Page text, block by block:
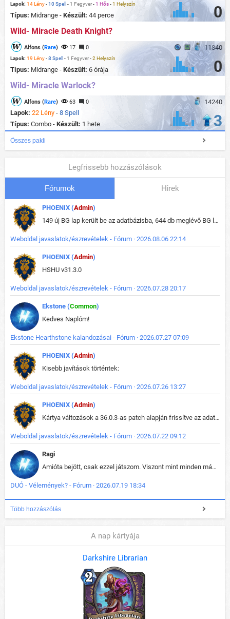
Lapok: 14 Lény-10 Spell - 1 Fegyver-1 Hős-1 Helyszín
Típus: Midrange - Készült: 44 perce 0
Wild- Miracle Death Knight?
11840
Alfons (Rare) 17 0
Lapok: 19 Lény-8 Spell - 1 Fegyver-2 Helyszín
Típus: Midrange - Készült: 6 órája 0
Wild- Miracle Warlock?
14240
Alfons (Rare) 63 0
Lapok: 22 Lény - 8 Spell
Típus: Combo - Készült: 1 hete 3
Összes pakli
Legfrissebb hozzászólások
Fórumok Hirek
PHOENIX (Admin)
149 új BG lap került be az adatbázisba, 644 db meglévő BG lap módosult, bekerültek az új képek a megváltozott lapokhoz is.
Weboldal javaslatok/észrevételek - Fórum · 2026.08.06 22:14
PHOENIX (Admin)
HSHU v31.3.0
Weboldal javaslatok/észrevételek - Fórum · 2026.07.28 20:17
Ekstone (Common)
Kedves Naplóm!
Ekstone Hearthstone kalandozásai - Fórum · 2026.07.27 07:09
PHOENIX (Admin)
Kisebb javítások történtek:
Weboldal javaslatok/észrevételek - Fórum · 2026.07.26 13:27
PHOENIX (Admin)
Kártya változások a 36.0.3-as patch alapján frissítve az adatbázisban (képek is cserélve).
Weboldal javaslatok/észrevételek - Fórum · 2026.07.22 09:12
Ragi
Amióta bejött, csak ezzel játszom. Viszont mint minden más - akár az alapjáték is, ez is baromira összetett lett. Néha már pár kör után is esélytelen az egész. Vagy irreállisan túltápol valaki, vagy lelép a partner, vagy csak hülye mint a segg. És amikor eljönne az én időm, na akkor jön el mindenki másé is. Engem jobban érdekelne, hogy ki milyen ratingen szokott játszani. Na ez lenne egy érdekes adat.
DUÓ - Vélemények? - Fórum · 2026.07.19 18:34
Több hozzászólás
A nap kártyája
Darkshire Librarian